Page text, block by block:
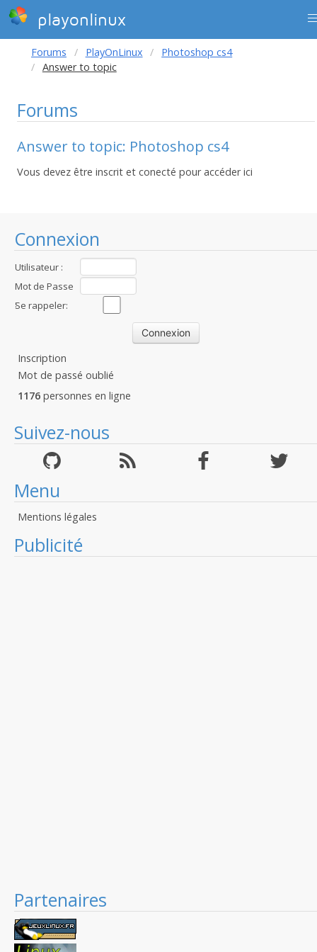
playonlinux
Connexion
Utilisateur :
Mot de Passe
:Se rappeler:
Inscription
Mot de passé oublié
1176 personnes en ligne
Suivez-nous
Menu
Mentions légales
Publicité
Partenaires
Forums PlayOnLinux
Photoshop cs4
Answer to topic
Forums
Answer to topic: Photoshop cs4
Vous devez être inscrit et conecté pour accéder ici